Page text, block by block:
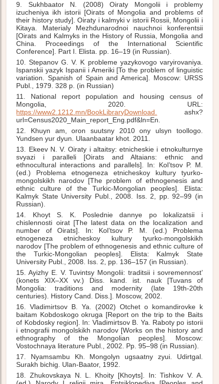
9. Sukhbaator N. (2008) Oiraty Mongolii i problemy
izucheniya ikh istorii [Oirats of Mongolia and problems of
their history study]. Oiraty i kalmyki v istorii Rossii, Mongolii i
Kitaya. Materialy Mezhdunarodnoi nauchnoi konferentsii
[Oirats and Kalmyks in the History of Russia, Mongolia and
China. Proceedings of the International Scientific
Conference]. Part I. Elista. pp. 16–19 (in Russian).
10. Stepanov G. V. K probleme yazykovogo varyirovaniya.
Ispanskii yazyk Ispanii i Ameriki [To the problem of linguistic
variation. Spanish of Spain and America]. Moscow: URSS
Publ., 1979. 328 p. (in Russian)
11. National report population and housing census of
Mongolia, 2020. URL:
https://www2.1212.mn/BookLibraryDownload.
ashx?
url=Census2020_Main_report_Eng.pdf&ln=En.
12. Khuyn am, oron suutsny 2010 ony ulsyn toollogo.
Yundsen yur dyun. Ulaanbaatar khot. 2011.
13. Ekeev N. V. Oiraty i altaitsy: etnicheskie i etnokulturnye
svyazi i paralleli [Oirats and Altaians: ethnic and
ethnocultural interactions and parallels]. In: Kol’tsov P. M.
(ed.) Problema etnogeneza etnicheskoy kultury tyurko-
mongolskikh narodov [The problem of ethnogenesis and
ethnic culture of the Turkic-Mongolian peoples]. Elista:
Kalmyk State University Publ., 2008. Iss. 2, pp. 92–99 (in
Russian).
14. Khoyt S. K. Poslednie dannye po lokalizatsii i
chislennosti oirat [The latest data on the localization and
number of Oirats]. In: Kol’tsov P. M. (ed.) Problema
etnogeneza etnicheskoy kultury tyurko-mongolskikh
narodov [The problem of ethnogenesis and ethnic culture of
the Turkic-Mongolian peoples]. Elista: Kalmyk State
University Publ., 2008. Iss. 2, pp. 136–157 (in Russian).
15. Ayizhy E. V. Tuvintsy Mongolii: traditsii i sovremennost’
(konets XIX–XX vv.) Diss. kand. ist. nauk [Tuvans of
Mongolia: traditions and modernity (late 19th-20th
centuries). History Cand. Diss.]. Moscow, 2002.
16. Vladimirtsov B. Ya. (2002) Otchet o komandirovke k
baitam Kobdoskogo okruga [Report on the trip to the Baits
of Kobdosky region]. In: Vladimirtsov B. Ya. Raboty po istorii
i etnografii mongolskikh narodov [Works on the history and
ethnography of the Mongolian peoples]. Moscow:
Vostochnaya literature Publ., 2002. Pp. 95–98 (in Russian).
17. Nyamsambu Kh. Mongolyn ugsaatny zyui. Udirtgal.
Surakh bichig. Ulan-Baator, 1992.
18. Zhukovskaya N. L. Khoity [Khoyts]. In: Tishkov V. A.